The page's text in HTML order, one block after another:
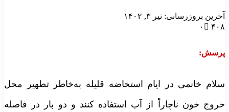
آخرین بروزرسانی: تیر ۳, ۱۴۰۲
۰
۴۰۸
پرسش:
سلام خانمی در ایام استحاضه قلیله به‌خاطر تطهیر محل
خروج خون ناچاراً از آب استفاده کنند و دو بار در فاصله